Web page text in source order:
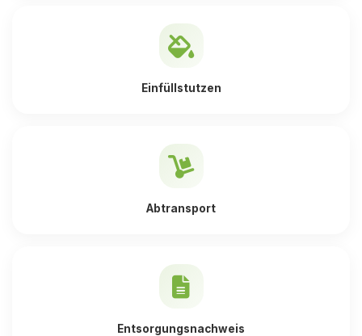
Einfüllstutzen
Abtransport
Entsorgungsnachweis